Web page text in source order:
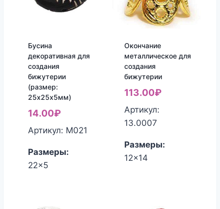
Бусина
декоративная для
создания
бижутерии
(размер:
25х25х5мм)
14.00₽
Артикул: М021
Размеры:
22x5
Окончание
металлическое для
создания
бижутерии
113.00₽
Артикул:
13.0007
Размеры:
12x14